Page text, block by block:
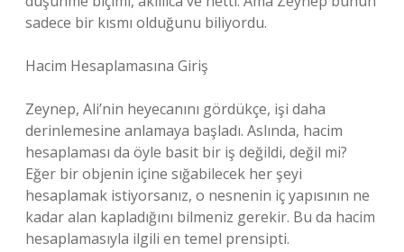
sadece bir kısmı olduğunu biliyordu.
Hacim Hesaplamasına Giriş
Zeynep, Ali’nin heyecanını gördükçe, işi daha
derinlemesine anlamaya başladı. Aslında, hacim
hesaplaması da öyle basit bir iş değildi, değil mi?
Eğer bir objenin içine sığabilecek her şeyi
hesaplamak istiyorsanız, o nesnenin iç yapısının ne
kadar alan kapladığını bilmeniz gerekir. Bu da hacim
hesaplamasıyla ilgili en temel prensipti.